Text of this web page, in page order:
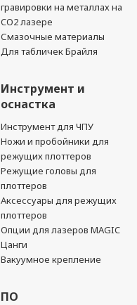
гравировки на металлах на
CO2 лазере
Смазочные материалы
Для табличек Брайля
Инструмент и
оснастка
Инструмент для ЧПУ
Ножи и пробойники для
режущих плоттеров
Режущие головы для
плоттеров
Аксессуары для режущих
плоттеров
Опции для лазеров MAGIC
Цанги
Вакуумное крепление
ПО